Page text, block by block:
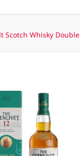
Whisky Double